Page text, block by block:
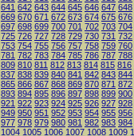
641 642 643 644 645 646 647 648
669 670 671 672 673 674 675 676
697 698 699 700 701 702 703 704
725 726 727 728 729 730 731 732
753 754 755 756 757 758 759 760
781 782 783 784 785 786 787 788
809 810 811 812 813 814 815 816
837 838 839 840 841 842 843 844
865 866 867 868 869 870 871 872
893 894 895 896 897 898 899 900
921 922 923 924 925 926 927 928
949 950 951 952 953 954 955 956
977 978 979 980 981 982 983 984
1004 1005 1006 1007 1008 1009